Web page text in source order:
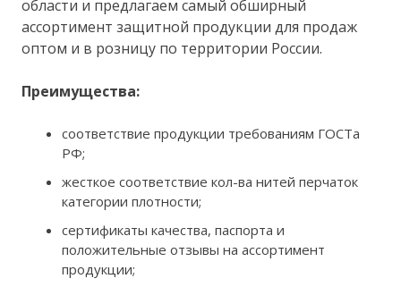
области и предлагаем самый обширный
ассортимент защитной продукции для продаж
оптом и в розницу по территории России.
Преимущества:
соответствие продукции требованиям ГОСТа
РФ;
жесткое соответствие кол-ва нитей перчаток
категории плотности;
сертификаты качества, паспорта и
положительные отзывы на ассортимент
продукции;